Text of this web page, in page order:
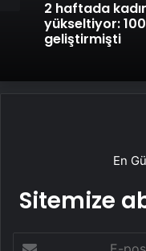
Ekonomi
2 haftada
yükseltiyor:
Sağlıklı
büyümesini
En
Sitemize